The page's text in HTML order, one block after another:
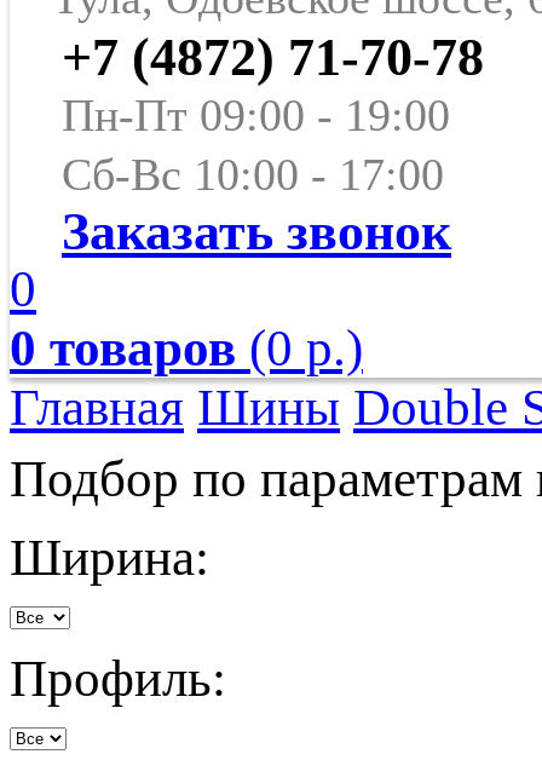
+7 (4872) 71-70-78
Пн-Пт 09:00 - 19:00
Сб-Вс 10:00 - 17:00
Заказать звонок
0
0 товаров (0 р.)
Главная Шины Double
Подбор по
Ширина:
Профиль: